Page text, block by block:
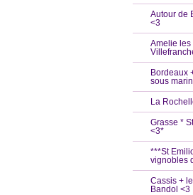
Autour de
<3
Amelie les
Bordeaux
sous
La
Grasse *
<3*
***St
vignobles
Cassis +
Bandol <3